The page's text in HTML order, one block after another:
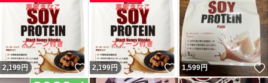
2,199円 いいね！
2,199円 いいね！
1,599円